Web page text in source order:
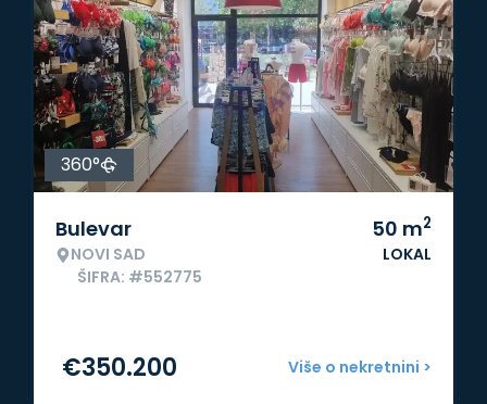
360°
Bulevar
NOVI SAD
ŠIFRA: #552775
50 m2
LOKAL
Više o nekretnini >
€350.200